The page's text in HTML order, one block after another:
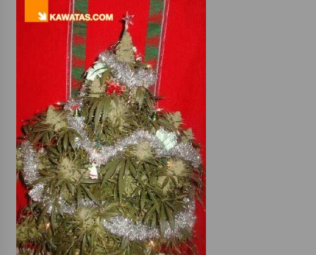
23. 7. 2026
Letní koncerty ve Stromovce: Rufus Miller
22. 7. 2026
Vysočinka
17. 7. 2026
Ozvěny prázdnin
14. 7. 2026
Za kulturou kousek za Humpolec. V Želivě ožije